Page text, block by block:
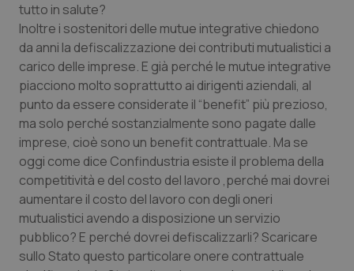
Tiroide
Tumore al seno
Tumore ovarico
Tumori del Polmone & Testa Collo
Tumori gastrointestinali
Ulcera & Reflusso
Vaccini
tutto in salute?
Inoltre i sostenitori delle mutue integrative chiedono
da anni la defiscalizzazione dei contributi mutualistici a
carico delle imprese. E già perché le mutue integrative
piacciono molto soprattutto ai dirigenti aziendali, al
punto da essere considerate il “benefit” più prezioso,
ma solo perché sostanzialmente sono pagate dalle
imprese, cioè sono un benefit contrattuale. Ma se
oggi come dice Confindustria esiste il problema della
competitività e del costo del lavoro ,perché mai dovrei
aumentare il costo del lavoro con degli oneri
mutualistici avendo a disposizione un servizio
pubblico? E perché dovrei defiscalizzarli? Scaricare
sullo Stato questo particolare onere contrattuale